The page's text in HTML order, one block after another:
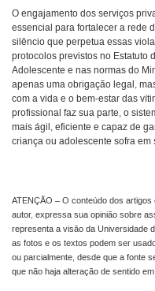
O engajamento dos serviços
essencial para fortalecer a rede
silêncio que perpetua essas
protocolos previstos no Estatuto
Adolescente e nas normas do
apenas uma obrigação legal,
com a vida e o bem-estar das
profissional faz sua parte, o
mais ágil, eficiente e capaz de
criança ou adolescente sofra em
ATENÇÃO – O conteúdo dos
autor, expressa sua opinião sobre
representa a visão da Universidade
as fotos e os textos podem ser
ou parcialmente, desde que a fonte
que não haja alteração de sentido